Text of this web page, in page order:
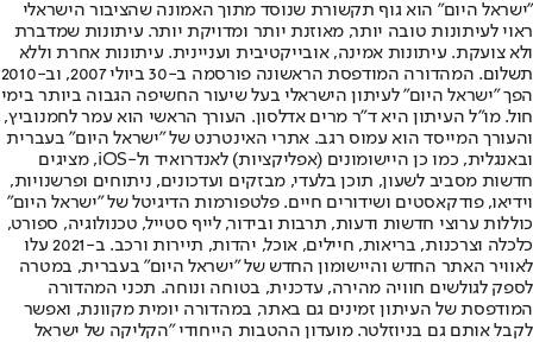
"ישראל היום" הוא גוף תקשורת שנוסד מתוך האמונה שהציבור הישראלי
ראוי לעיתונות טובה יותר, מאוזנת יותר ומדויקת יותר. עיתונות שמדברת
ולא צועקת. עיתונות אמינה, אובייקטיבית ועניינית. עיתונות אחרת וללא
תשלום. המהדורה המודפסת הראשונה פורסמה ב-30 ביולי 2007, וב-2010
הפך "ישראל היום" לעיתון הישראלי בעל שיעור החשיפה הגבוה ביותר בימי
חול. מו"ל העיתון היא ד"ר מרים אדלסון. העורך הראשי הוא עמר לחמנוביץ,
והעורך המייסד הוא עמוס רגב. אתרי האינטרנט של "ישראל היום" בעברית
ובאנגלית, כמו כן היישומונים (אפליקציות) לאנדרואיד ול-iOS, מציגים
חדשות מסביב לשעון, תוכן בלעדי, מבזקים ועדכונים, ניתוחים ופרשנויות,
וידיאו, פודקאסטים ושידורים חיים. פלטפורמות הדיגיטל של "ישראל היום"
כוללות ערוצי חדשות ודעות, תרבות ובידור, לייף סטייל, טכנולוגיה, ספורט,
כלכלה וצרכנות, בריאות, חיילים, אוכל, יהדות, תיירות ורכב. ב-2021 עלו
לאוויר האתר החדש והיישומון החדש של "ישראל היום" בעברית, במטרה
לספק לגולשים חוויה מהירה, עדכנית, בטוחה ונוחה. תכני המהדורה
המודפסת של העיתון זמינים גם באתר, במהדורה יומית מקוונת, ואפשר
לקבל אותם גם בניוזלטר. מועדון ההטבות הייחודי "הקליקה של ישראל